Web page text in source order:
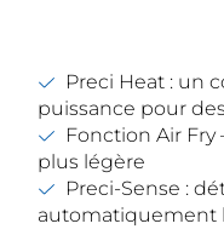
Preci Heat : un
puissance pour
Fonction Air Fry
plus légère
Preci-Sense :
automatiquement